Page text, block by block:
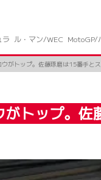
ラ ル・マン/WEC MotoGP/
がトップ。佐藤琢磨は15番手と
トップ。